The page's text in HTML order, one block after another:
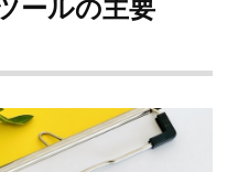
ールの主要